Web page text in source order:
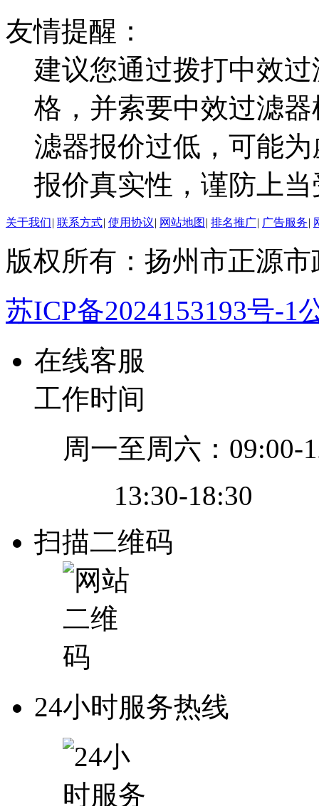
友情提醒：
建议您通过拨打中效
格，并索要中效过滤
滤器报价过低，可能
报价真实性，谨防上
关于我们| 联系方式| 使用协议| 网站地图 | 排名推广| 广告服务|
版权所有：扬州市正源
苏ICP备2024153193号-1
在线客服
工作时间
周一至周六：09:00-
13:30-18:30
扫描二维码
24小时服务热线